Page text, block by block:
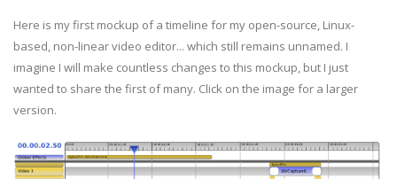
Here is my first mockup of a timeline for my open-source, Linux-
based, non-linear video editor... which still remains unnamed. I
imagine I will make countless changes to this mockup, but I just
wanted to share the first of many. Click on the image for a larger
version.